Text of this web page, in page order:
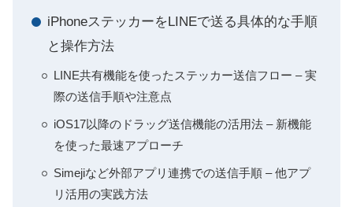
iPhoneステッカーをLINEで送る具体的な手順
と操作方法
LINE共有機能を使ったステッカー送信フロー – 実
際の送信手順や注意点
iOS17以降のドラッグ送信機能の活用法 – 新機能
を使った最速アプローチ
Simejiなど外部アプリ連携での送信手順 – 他アプ
リ活用の実践方法